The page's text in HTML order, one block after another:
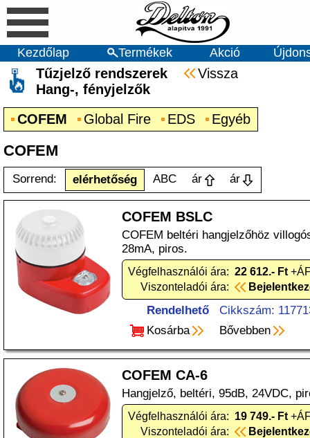
Kezdőlap Termékek Akció
Tűzjelző rendszerek
Vissza
Hang-, fényjelzők
COFEM
Global Fire EDS Egyéb
COFEM
Sorrend: elérhetőség ABC ár ár
COFEM BSLC
COFEM beltéri hangjelzőhöz
28mA, piros.
Végfelhasználói ára: 22 612.- Ft
Viszonteladói ára:
Rendelhető
Cikkszám:
Kosárba
Bővebben
COFEM CA-6
Hangjelző, beltéri, 95dB, 24VDC,
Végfelhasználói ára: 19 749.- Ft
Viszonteladói ára: